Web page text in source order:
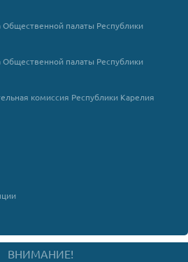
палаты Республики
палаты Республики
комиссия Республики Карелия
ВНИМАНИЕ!